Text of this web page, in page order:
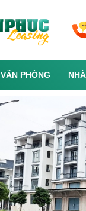
VĂN PHÒNG